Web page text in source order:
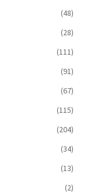
(48)
(28)
(111)
(91)
(67)
(115)
(204)
(34)
(13)
(2)